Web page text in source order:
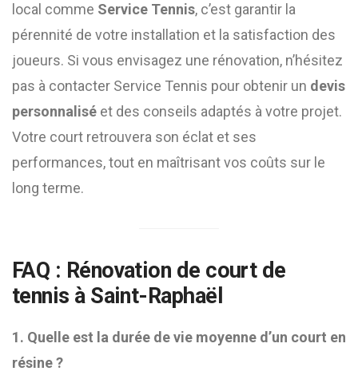
local comme Service Tennis, c’est garantir la
pérennité de votre installation et la satisfaction des
joueurs. Si vous envisagez une rénovation, n’hésitez
pas à contacter Service Tennis pour obtenir un devis
personnalisé et des conseils adaptés à votre projet.
Votre court retrouvera son éclat et ses
performances, tout en maîtrisant vos coûts sur le
long terme.
FAQ : Rénovation de court de
tennis à Saint-Raphaël
1. Quelle est la durée de vie moyenne d’un court en
résine ?